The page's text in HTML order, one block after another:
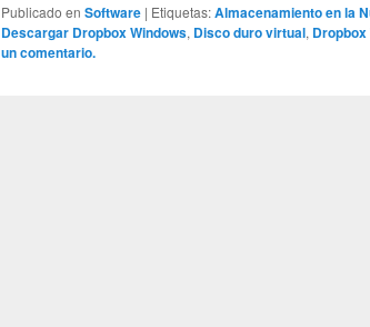
Publicado en Software | Etiquetas:Almacenamiento en la
Descargar Dropbox Windows, Disco duro virtual,
un comentario.